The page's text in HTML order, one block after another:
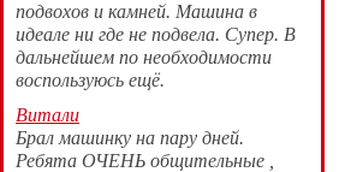
подвохов и камней. Машина в
идеале ни где не подвела. Супер. В
дальнейшем по необходимости
воспользуюсь ещё.
Витали
Брал машинку на пару дней.
Ребята ОЧЕНЬ общительные ,